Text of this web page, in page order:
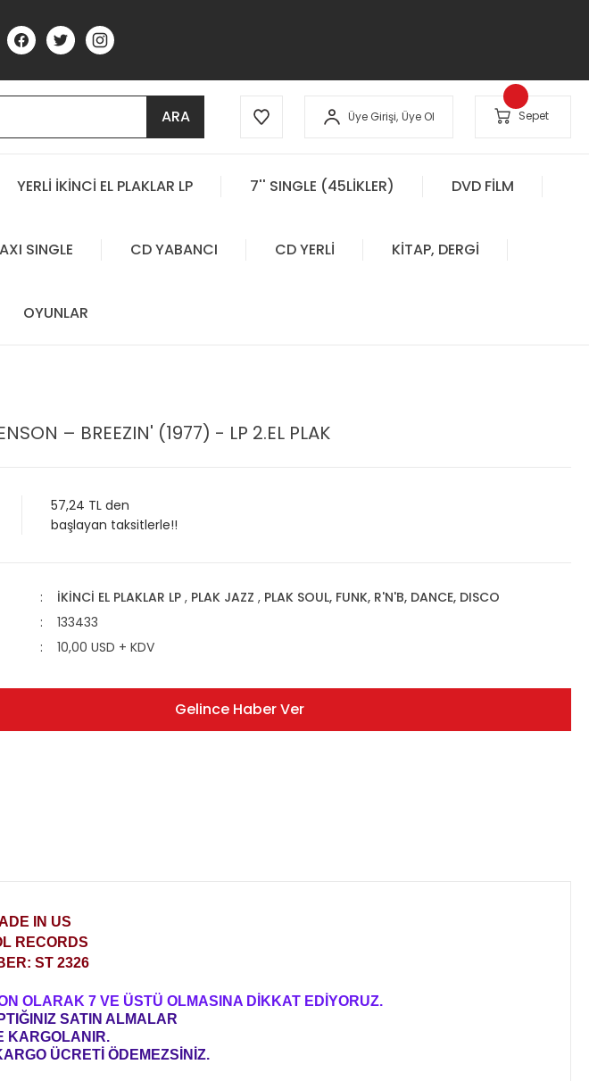
ARA Üye Girişi, Üye Ol Sepet
YERLİ İKİNCİ EL PLAKLAR LP 7'' SINGLE (45LİKLER) DVD FİLM
SINGLE CD YABANCI CD YERLİ KİTAP, DERGİ
OYUNLAR
– BREEZIN' (1977) - LP 2.EL PLAK
57,24 TL den
başlayan taksitlerle!!
İKİNCİ EL PLAKLAR LP , PLAK JAZZ , PLAK SOUL, FUNK, R'N'B, DANCE, DISCO
133433
10,00 USD + KDV
Gelince Haber Ver
IN US
RECORDS
ST 2326
OLARAK 7 VE ÜSTÜ OLMASINA DİKKAT EDİYORUZ.
SATIN ALMALAR
KARGOLANIR.
ÜCRETİ ÖDEMEZSİNİZ.